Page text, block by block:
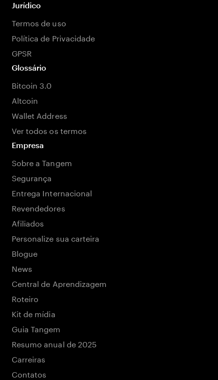
Jurídico
Termos de uso
Política de Privacidade
GPSR
Glossário
Bitcoin 3.0
Altcoin
Wallet Address
Ver todos os termos
Empresa
Sobre a Tangem
Segurança
Entrega Internacional
Revendedores
Afiliados
Personalize sua carteira
Blogue
News
Central de Aprendizagem
Roteiro
Kit de mídia
Guia Tangem
Resumo anual de 2025
Carreiras
Contatos